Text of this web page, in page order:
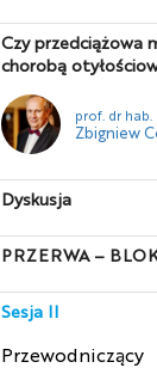
Czy przedciążowa
chorobą
prof. dr hab.
Zbigniew
Dyskusja
PRZERWA –
Sesja II
Przewodniczący